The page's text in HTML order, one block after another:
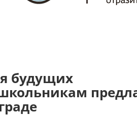
будущих